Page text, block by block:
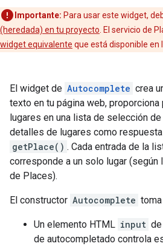
Importante: Para usar este widget,
(heredada) en tu proyecto . El servicio de
widget equivalente que está disponible en
El widget de Autocomplete crea
texto en tu página web,
lugares en una lista de selección
detalles de lugares como
getPlace() . Cada entrada de la
corresponde a un solo lugar (según
de Places).
El constructor Autocomplete
Un elemento HTML input
de autocompletado controla